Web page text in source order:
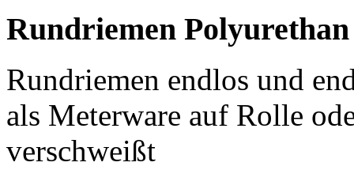
Rundriemen Polyurethan
Rundriemen endlos und
als Meterware auf Rolle
verschweißt